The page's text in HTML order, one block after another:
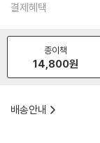
결제혜택
종이책
14,800원
배송안내